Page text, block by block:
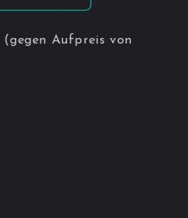
(gegen Aufpreis von